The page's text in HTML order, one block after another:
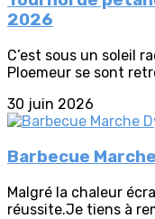
2026
C’est sous un soleil
Ploemeur se sont
30 juin 2026
Barbecue
Malgré la chaleur
réussite.Je tiens à